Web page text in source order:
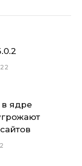
ядре